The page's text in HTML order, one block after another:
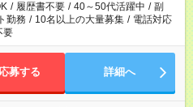
/ 履歴書不要 / 40～50代活躍中 / 副
勤務 / 10名以上の大量募集 / 電話対応
要
応募する 詳細へ